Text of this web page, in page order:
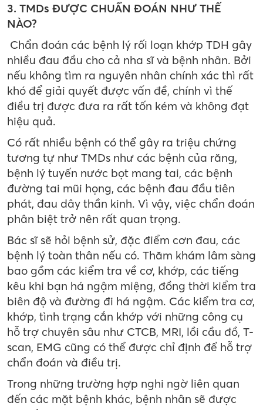
3. TMDs ĐƯỢC CHUẨN ĐOÁN NHƯ THẾ
NÀO?
Chẩn đoán các bệnh lý rối loạn khớp TDH gây
nhiều đau đầu cho cả nha sĩ và bệnh nhân. Bởi
nếu không tìm ra nguyên nhân chính xác thì rất
khó để giải quyết được vấn đề, chính vì thế
điều trị được đưa ra rất tốn kém và không đạt
hiệu quả.
Có rất nhiều bệnh có thể gây ra triệu chứng
tương tự như TMDs như các bệnh của răng,
bệnh lý tuyến nước bọt mang tai, các bệnh
đường tai mũi họng, các bệnh đau đầu tiên
phát, đau dây thần kinh. Vì vậy, việc chẩn đoán
phân biệt trở nên rất quan trọng.
Bác sĩ sẽ hỏi bệnh sử, đặc điểm cơn đau, các
bệnh lý toàn thân nếu có. Thăm khám lâm sàng
bao gồm các kiểm tra về cơ, khớp, các tiếng
kêu khi bạn há ngậm miệng, đồng thời kiểm tra
biên độ và đường đi há ngậm. Các kiểm tra cơ,
khớp, tình trạng cắn khớp với những công cụ
hỗ trợ chuyên sâu như CTCB, MRI, lồi cầu đồ, T-
scan, EMG cũng có thể được chỉ định để hỗ trợ
chẩn đoán và điều trị.
Trong những trường hợp nghi ngờ liên quan
đến các mặt bệnh khác, bệnh nhân sẽ được